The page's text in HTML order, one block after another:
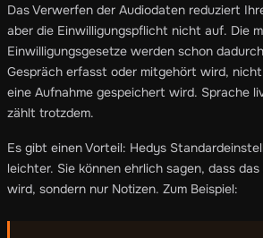
Das Verwerfen der Audiodaten reduziert
aber die Einwilligungspflicht nicht auf. Die
Einwilligungsgesetze werden schon
Gespräch erfasst oder mitgehört wird,
eine Aufnahme gespeichert wird. Sprache
zählt trotzdem.
Es gibt einen Vorteil: Hedys
leichter. Sie können ehrlich sagen, dass
wird, sondern nur Notizen. Zum Beispiel: